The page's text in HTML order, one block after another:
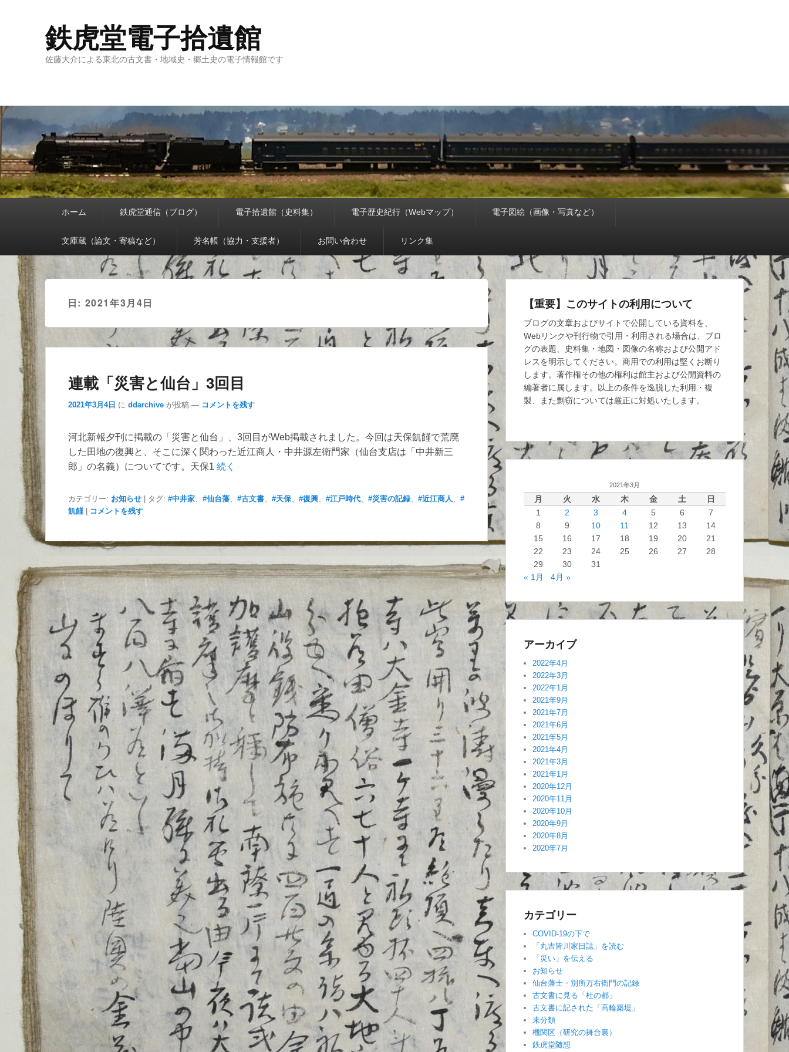
鉄虎堂電子拾遺館
佐藤大介による東北の古文書・地域史・郷土史の電子情報館です
ホーム 鉄虎堂通信（ブログ） 電子拾遺館（史料集） 電子歴史紀行（Webマップ） 電子図絵（画像・写真など）
文庫蔵（論文・寄稿など） 芳名帳（協力・支援者） お問い合わせ リンク集
日: 2021年3月4日
連載「災害と仙台」3回目
2021年3月4日 に ddarchive が投稿 — コメントを残す
河北新報夕刊に掲載の「災害と仙台」、3回目がWeb掲載されました。今回は天保飢饉で荒廃
した田地の復興と、そこに深く関わった近江商人・中井源左衛門家（仙台支店は「中井新三
郎」の名義）についてです。天保1 続く
カテゴリー: お知らせ | タグ: #中井家 #仙台藩 #古文書 #天保 #復興 #江戸時代 #災害の記録 #近江商人
#
飢饉 | コメントを残す
【重要】このサイトの利用について
ブログの文章およびサイトで公開している資料を、
Webリンクや刊行物で引用・利用される場合は、ブロ
グの表題、史料集・地図・図像の名称および公開アド
レスを明示してください。商用での利用は堅くお断り
します。著作権その他の権利は館主および公開資料の
編著者に属します。以上の条件を逸脱した利用・複
製、また剽窃については厳正に対処いたします。
2021年3月
月 火 水 木 金 土
日
1
2 3 4 5 6
7
8
9 10 11 12 13
14
15
16 17 18 19 20
21
22
23 24 25 26 27
28
29
30
31
« 1月
4月 »
アーカイブ
2022年4月
2022年3月
2022年1月
2021年9月
2021年7月
2021年6月
2021年5月
2021年4月
2021年3月
2021年1月
2020年12月
2020年11月
2020年10月
2020年9月
2020年8月
2020年7月
カテゴリー
COVID-19の下で
「丸吉皆川家日誌」を読む
「災い」を伝える
お知らせ
仙台藩士・別所万右衛門の記録
古文書に見る「杜の都」
古文書に記された「高輪築堤」
未分類
機関区（研究の舞台裏）
鉄虎堂随想